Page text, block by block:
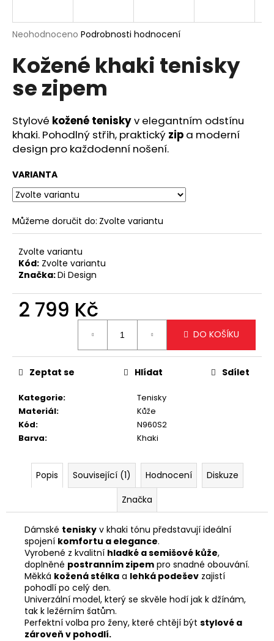
Průměrné
produktu
je
z
hvězdiček.
Neohodnoceno Podrobnosti hodnocení
Kožené khaki tenisky
se zipem
Stylové kožené teniskyv elegantním odstínu
khaki. Pohodlný střih, praktický zip a moderní
design pro každodenní nošení.
VARIANTA
Můžeme doručit do: Zvolte variantu
Zvolte variantu
Kód: Zvolte variantu
Značka:Di Design
2 799 Kč
DO KOŠÍKU
Kategorie:
Tenisky
Materiál:
Kůže
Kód:
N960S2
Barva: Khaki
Zeptat se Hlídat Sdílet
Popis Související (1) Hodnocení
Diskuze
Značka
Dámské tenisky v khaki tónu představují ideální
spojení komfortu a elegance.
Vyrobené z kvalitní hladké a semišové kůže,
doplněné postranním zipem pro snadné obouvání.
Měkká kožená stélka a lehká podešev zajistí
pohodlí po celý den.
Univerzální model, který se skvěle hodí jak k džínám,
tak k ležérním šatům.
Perfektní volba pro ženy, které chtějí být stylové a
zároveň v pohodlí.
j
t
?
HLEDAT
D
p
o
u
č
u
VELKÁ
KABELKA
NA
RAMENO
OZDOBNÝMI